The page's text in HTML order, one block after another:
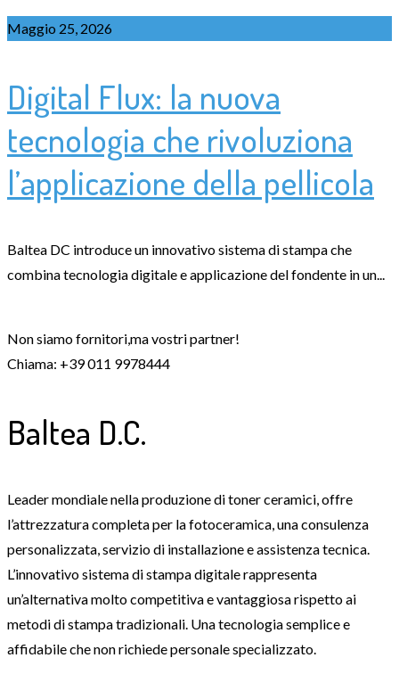
Maggio 25, 2026
Digital Flux: la nuova
tecnologia che rivoluziona
l’applicazione della pellicola
Baltea DC introduce un innovativo sistema di stampa che
combina tecnologia digitale e applicazione del fondente in un...
Non siamo fornitori,ma vostri partner!
Chiama: +39 011 9978444
Baltea D.C.
Leader mondiale nella produzione di toner ceramici, offre
l’attrezzatura completa per la fotoceramica, una consulenza
personalizzata, servizio di installazione e assistenza tecnica.
L’innovativo sistema di stampa digitale rappresenta
un’alternativa molto competitiva e vantaggiosa rispetto ai
metodi di stampa tradizionali. Una tecnologia semplice e
affidabile che non richiede personale specializzato.